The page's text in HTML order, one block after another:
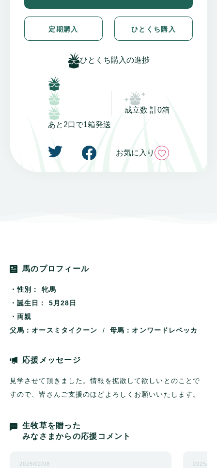
定期購入 ひとくち購入
ひとくち購入の進捗
あと2口で1箱発送
成立数 計0箱
お気に入り
馬のプロフィール
・性別：
牝馬
・誕生日：
5月28日
・両親
父馬：オースミタイクーン /母馬：オンワードレベッカ
応援メッセージ
見学させて頂きました。情報を拡散して欲しいとのことで
すので、皆さんご支援のほどよろしくお願いいたします。
生牧草を贈った
みなさまからの応援コメント
2026/02/08 2025/